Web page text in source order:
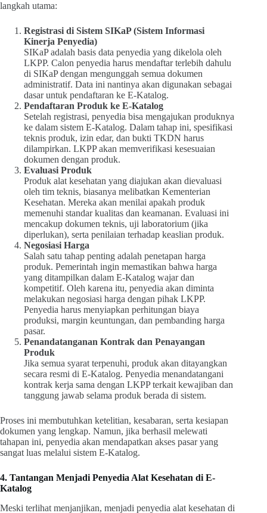
langkah utama:
Registrasi di Sistem SIKaP (Sistem Informasi
Kinerja Penyedia)
SIKaP adalah basis data penyedia yang dikelola oleh
LKPP. Calon penyedia harus mendaftar terlebih dahulu
di SIKaP dengan mengunggah semua dokumen
administratif. Data ini nantinya akan digunakan sebagai
dasar untuk pendaftaran ke E-Katalog.
Pendaftaran Produk ke E-Katalog
Setelah registrasi, penyedia bisa mengajukan produknya
ke dalam sistem E-Katalog. Dalam tahap ini, spesifikasi
teknis produk, izin edar, dan bukti TKDN harus
dilampirkan. LKPP akan memverifikasi kesesuaian
dokumen dengan produk.
Evaluasi Produk
Produk alat kesehatan yang diajukan akan dievaluasi
oleh tim teknis, biasanya melibatkan Kementerian
Kesehatan. Mereka akan menilai apakah produk
memenuhi standar kualitas dan keamanan. Evaluasi ini
mencakup dokumen teknis, uji laboratorium (jika
diperlukan), serta penilaian terhadap keaslian produk.
Negosiasi Harga
Salah satu tahap penting adalah penetapan harga
produk. Pemerintah ingin memastikan bahwa harga
yang ditampilkan dalam E-Katalog wajar dan
kompetitif. Oleh karena itu, penyedia akan diminta
melakukan negosiasi harga dengan pihak LKPP.
Penyedia harus menyiapkan perhitungan biaya
produksi, margin keuntungan, dan pembanding harga
pasar.
Penandatanganan Kontrak dan Penayangan
Produk
Jika semua syarat terpenuhi, produk akan ditayangkan
secara resmi di E-Katalog. Penyedia menandatangani
kontrak kerja sama dengan LKPP terkait kewajiban dan
tanggung jawab selama produk berada di sistem.
Proses ini membutuhkan ketelitian, kesabaran, serta kesiapan
dokumen yang lengkap. Namun, jika berhasil melewati
tahapan ini, penyedia akan mendapatkan akses pasar yang
sangat luas melalui sistem E-Katalog.
4. Tantangan Menjadi Penyedia Alat Kesehatan di E-
Katalog
Meski terlihat menjanjikan, menjadi penyedia alat kesehatan di